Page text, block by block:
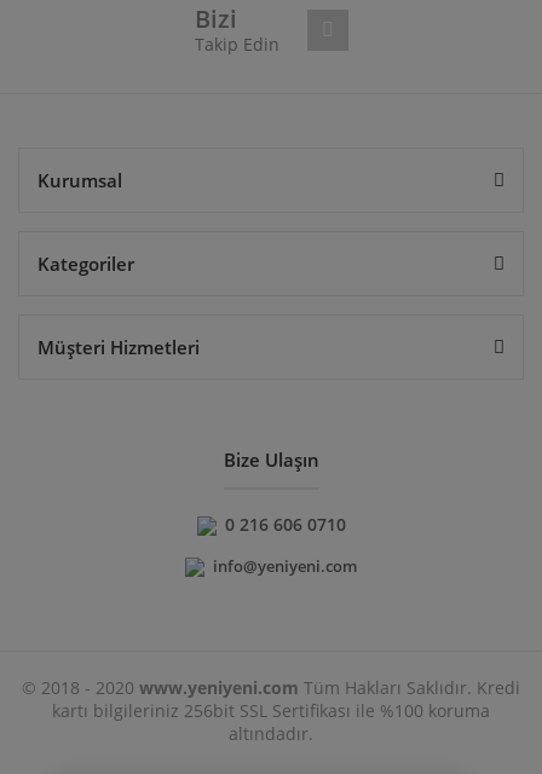
Bizi
Takip Edin
Kurumsal
Kategoriler
Müşteri Hizmetleri
Bize Ulaşın
0 216 606 0710
info@yeniyeni.com
© 2018 - 2020 www.yeniyeni.com Tüm Hakları Saklıdır. Kredi
kartı bilgileriniz 256bit SSL Sertifikası ile %100 koruma
altındadır.